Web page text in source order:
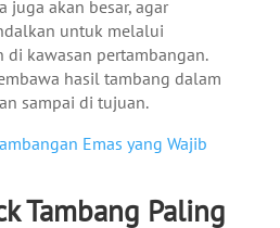
juga akan besar, agar
untuk melalui
di kawasan pertambangan.
hasil tambang dalam
sampai di tujuan.
Emas yang Wajib
Tambang Paling